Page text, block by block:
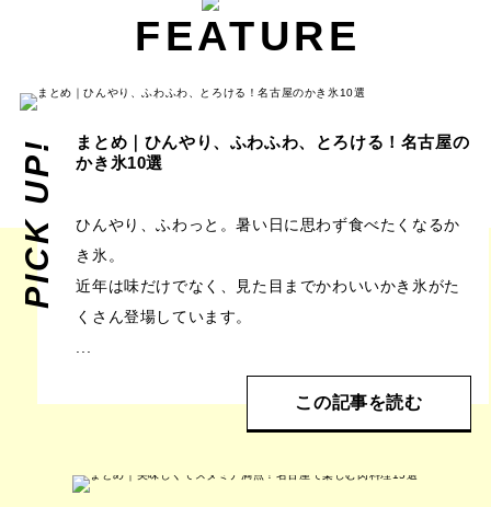
FEATURE
PICK UP!
まとめ｜ひんやり、ふわふわ、とろける！名古屋の
かき氷10選
ひんやり、ふわっと。暑い日に思わず食べたくなるか
き氷。
近年は味だけでなく、見た目までかわいいかき氷がた
くさん登場しています。
この記事を読む